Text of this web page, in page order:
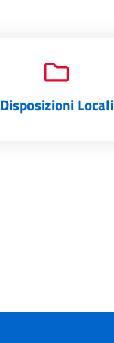
Disposizioni Locali